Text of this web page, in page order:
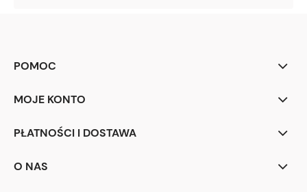
POMOC
MOJE KONTO
PŁATNOŚCI I DOSTAWA
O NAS